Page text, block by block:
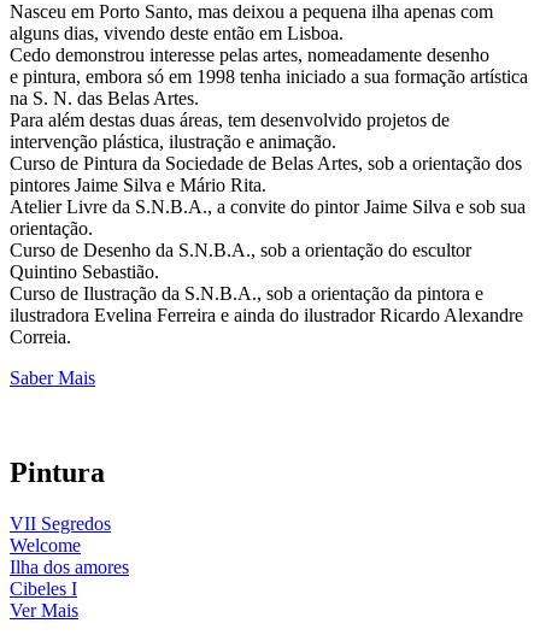
Nasceu em Porto Santo, mas deixou a pequena ilha apenas com
alguns dias, vivendo deste então em Lisboa.
Cedo demonstrou interesse pelas artes, nomeadamente desenho
e pintura, embora só em 1998 tenha iniciado a sua formação artística
na S. N. das Belas Artes.
Para além destas duas áreas, tem desenvolvido projetos de
intervenção plástica, ilustração e animação.
Curso de Pintura da Sociedade de Belas Artes, sob a orientação dos
pintores Jaime Silva e Mário Rita.
Atelier Livre da S.N.B.A., a convite do pintor Jaime Silva e sob sua
orientação.
Curso de Desenho da S.N.B.A., sob a orientação do escultor
Quintino Sebastião.
Curso de Ilustração da S.N.B.A., sob a orientação da pintora e
ilustradora Evelina Ferreira e ainda do ilustrador Ricardo Alexandre
Correia.
Saber Mais
Pintura
VII Segredos
Welcome
Ilha dos amores
Cibeles I
Ver Mais